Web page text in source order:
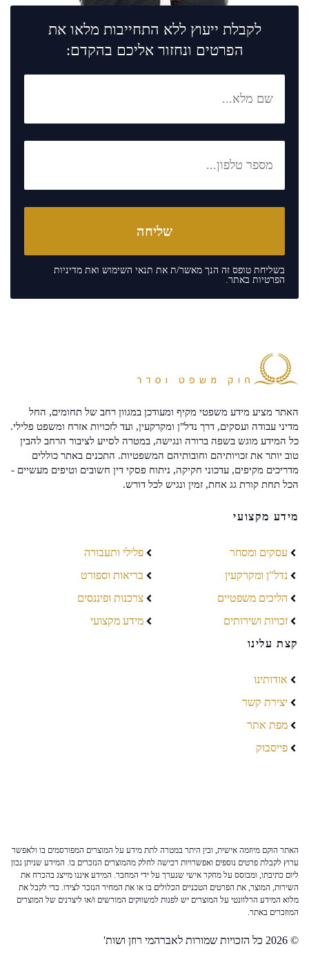
לקבלת ייעוץ ללא התחייבות מלאו את
הפרטים ונחזור אליכם בהקדם:
בשליחת טופס זה הנך מאשר/ת את תנאי השימוש ואת מדיניות
הפרטיות באתר.
האתר מציע מידע משפטי מקיף ומעודכן במגוון רחב של תחומים, החל
מדיני עבודה ועסקים, דרך נדל"ן ומקרקעין, ועד לזכויות אזרח ומשפט פלילי.
כל המידע מוגש בשפה ברורה ונגישה, במטרה לסייע לציבור הרחב להבין
טוב יותר את זכויותיהם וחובותיהם המשפטיות. התכנים באתר כוללים
מדריכים מקיפים, עדכוני חקיקה, ניתוח פסקי דין חשובים וטיפים מעשיים -
הכל תחת קורת גג אחת, זמין ונגיש לכל דורש.
מידע מקצועי
עסקים ומסחר
נדל"ן ומקרקעין
הליכים משפטיים
זכויות ושירותים
פלילי ותעבורה
בריאות וספורט
צרכנות ופיננסים
מידע מקצועי
קצת עלינו
אודותינו
יצירת קשר
מפת אתר
פייסבוק
האתר הוקם מיוזמה אישית, ובין היתר במטרה לתת מידע על המוצרים המפורסמים בו ולאפשר
ערוץ לקבלת פרטים נוספים ואפשרויות רכישה לחלק מהמוצרים הנזכרים בו. המידע שניתן נכון
ליום כתיבתו, ומבוסס על מחקר אישי שנערך על ידי המחבר. המידע איננו מייצג בהכרח את
השירות, המוצר, את הפרטים הטכניים הכלולים בו או את המחיר הנזכר לצידו. כדי לקבל את
מלוא המידע הרלוונטי על המוצרים יש לפנות למשווקים המורשים ו/או ליצרנים של המוצרים
המוזכרים באתר.
© 2026 כל הזכויות שמורות לאברהמי רוזן ושות'